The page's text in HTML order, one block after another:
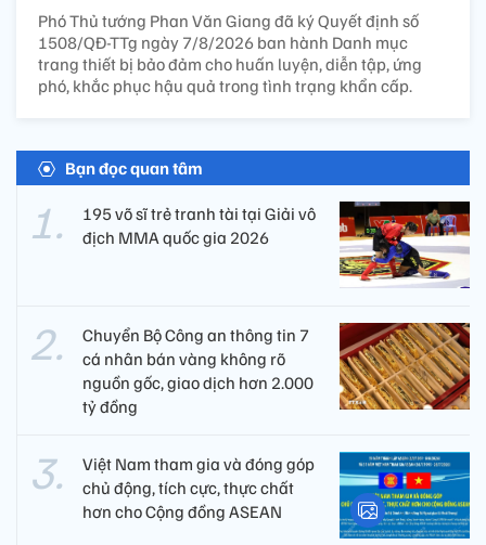
Phó Thủ tướng Phan Văn Giang đã ký Quyết định số
1508/QĐ-TTg ngày 7/8/2026 ban hành Danh mục
trang thiết bị bảo đảm cho huấn luyện, diễn tập, ứng
phó, khắc phục hậu quả trong tình trạng khẩn cấp.
Bạn đọc quan tâm
195 võ sĩ trẻ tranh tài tại Giải vô
địch MMA quốc gia 2026
Chuyển Bộ Công an thông tin 7
cá nhân bán vàng không rõ
nguồn gốc, giao dịch hơn 2.000
tỷ đồng
Việt Nam tham gia và đóng góp
chủ động, tích cực, thực chất
hơn cho Cộng đồng ASEAN